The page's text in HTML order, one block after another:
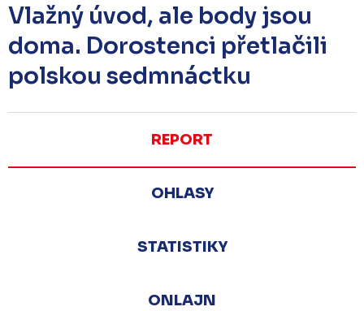
Vlažný úvod, ale body jsou
doma. Dorostenci přetlačili
polskou sedmnáctku
REPORT
OHLASY
STATISTIKY
ONLAJN